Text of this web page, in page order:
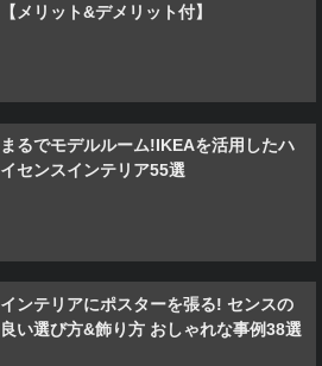
【メリット&デメリット付】
まるでモデルルーム!IKEAを活用したハ
イセンスインテリア55選
インテリアにポスターを張る! センスの
良い選び方&飾り方 おしゃれな事例38選